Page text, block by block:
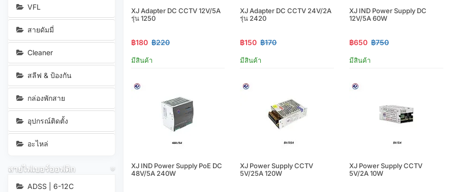
VFL
สายดัมมี่
Cleaner
สลีฟ & ป้องกัน
กล่องพักสาย
อุปกรณ์ติดตั้ง
อะไหล่
สายไฟเบอร์ออฟติก
ADSS | 6-12C
XJ Adapter DC CCTV 12V/5A
รุ่น 1250
฿180 ฿220
มีสินค้า
XJ Adapter DC CCTV 24V/2A
รุ่น 2420
฿150 ฿170
มีสินค้า
XJ IND Power Supply DC
12V/5A 60W
฿650 ฿750
มีสินค้า
XJ IND Power Supply PoE DC
48V/5A 240W
XJ Power Supply CCTV
5V/25A 120W
XJ Power Supply CCTV
5V/2A 10W